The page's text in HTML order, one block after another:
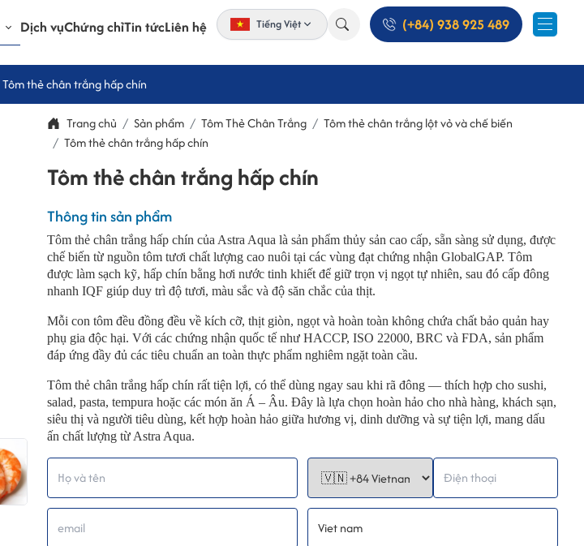
Dịch vụChứng chỉTin tứcLiên hệ Tiếng Việt (+84) 938 925 489
Tôm thẻ chân trắng hấp chín
Trang chủ Sản phẩm Tôm Thẻ Chân Trắng
Tôm thẻ chân trắng lột vỏ và chế biến
Tôm thẻ chân trắng hấp chín
Tôm thẻ chân trắng hấp chín
Thông tin sản phẩm
Tôm thẻ chân trắng hấp chín của Astra Aqua là sản phẩm thủy sản cao cấp, sẵn sàng sử dụng, được
chế biến từ nguồn tôm tươi chất lượng cao nuôi tại các vùng đạt chứng nhận GlobalGAP. Tôm
được làm sạch kỹ, hấp chín bằng hơi nước tinh khiết để giữ trọn vị ngọt tự nhiên, sau đó cấp đông
nhanh IQF giúp duy trì độ tươi, màu sắc và độ săn chắc của thịt.
Mỗi con tôm đều đồng đều về kích cỡ, thịt giòn, ngọt và hoàn toàn không chứa chất bảo quản hay
phụ gia độc hại. Với các chứng nhận quốc tế như HACCP, ISO 22000, BRC và FDA, sản phẩm
đáp ứng đầy đủ các tiêu chuẩn an toàn thực phẩm nghiêm ngặt toàn cầu.
Tôm thẻ chân trắng hấp chín rất tiện lợi, có thể dùng ngay sau khi rã đông — thích hợp cho sushi,
salad, pasta, tempura hoặc các món ăn Á – Âu. Đây là lựa chọn hoàn hảo cho nhà hàng, khách sạn,
siêu thị và người tiêu dùng, kết hợp hoàn hảo giữa hương vị, dinh dưỡng và sự tiện lợi, mang dấu
ấn chất lượng từ Astra Aqua.